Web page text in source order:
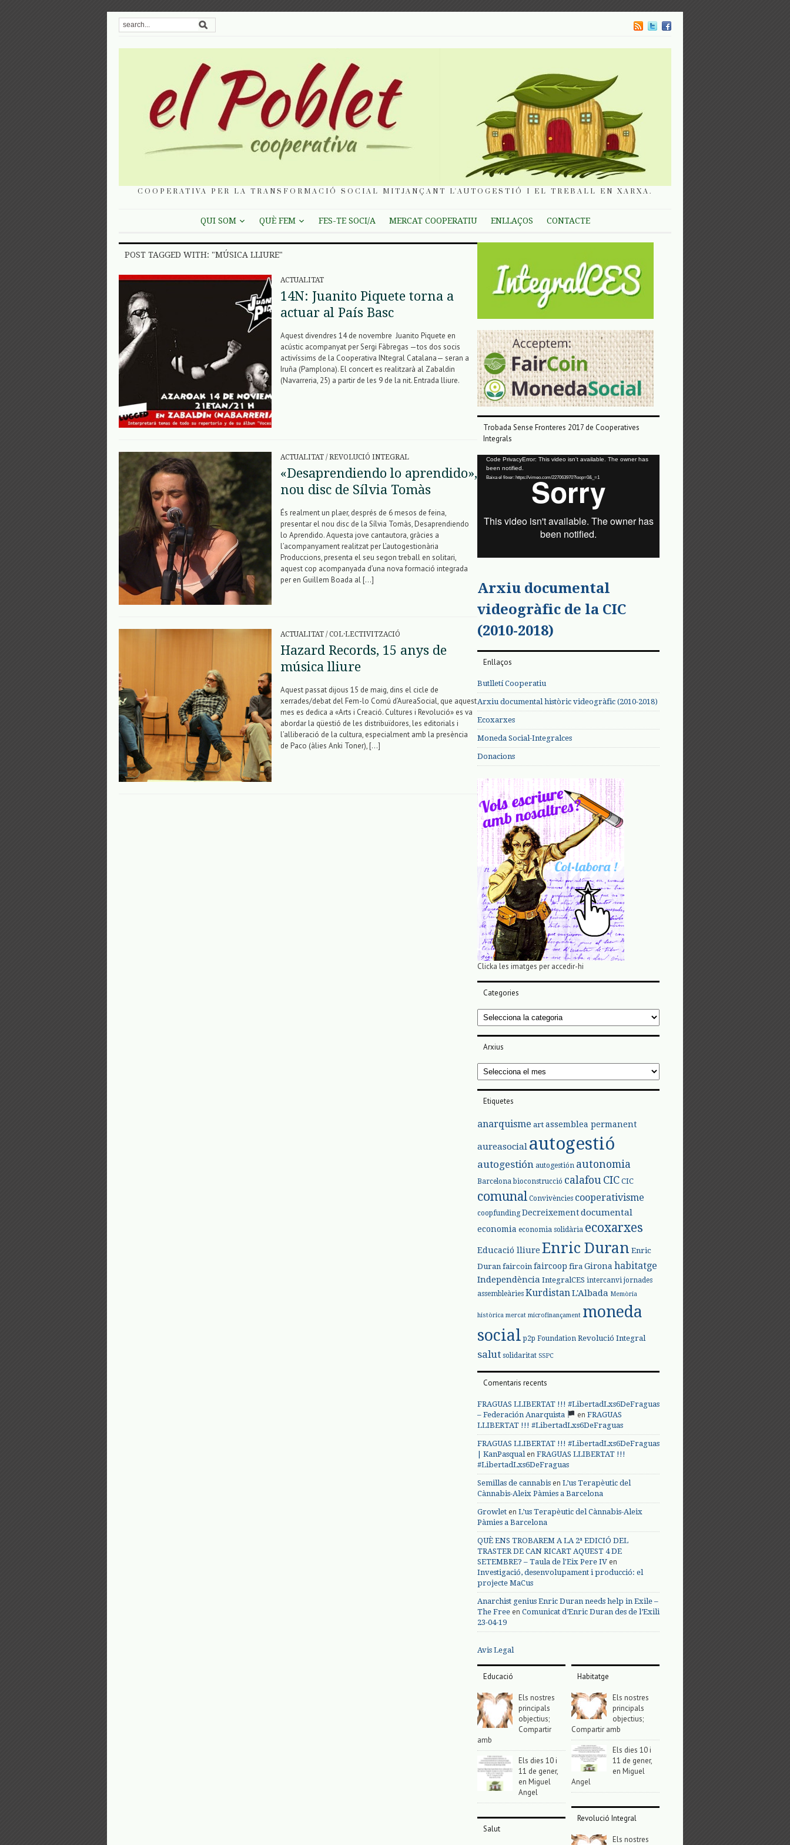
COOPERATIVA PER LA TRANSFORMACIÓ SOCIAL MITJANÇANT L'AUTOGESTIÓ I EL TREBALL EN XARXA.
QUI SOM QUÈ FEM FES-TE SOCI/A MERCAT COOPERATIU ENLLAÇOS CONTACTE
POST TAGGED WITH: "MÚSICA LLIURE"
ACTUALITAT
14N: Juanito Piquete torna a
actuar al País Basc
Aquest divendres 14 de novembre Juanito Piquete en
acústic acompanyat per Sergi Fàbregas —tos dos socis
activíssims de la Cooperativa INtegral Catalana— seran a
Iruña (Pamplona). El concert es realitzarà al Zabaldin
(Navarreria, 25) a partir de les 9 de la nit. Entrada lliure.
ACTUALITAT / REVOLUCIÓ INTEGRAL
«Desaprendiendo lo aprendido»,
nou disc de Sílvia Tomàs
És realment un plaer, després de 6 mesos de feina,
presentar el nou disc de la Sílvia Tomàs, Desaprendiendo
lo Aprendido. Aquesta jove cantautora, gràcies a
l’acompanyament realitzat per L’autogestionària
Produccions, presenta el seu segon treball en solitari,
aquest cop acompanyada d’una nova formació integrada
per en Guillem Boada al […]
ACTUALITAT / COL·LECTIVITZACIÓ
Hazard Records, 15 anys de
música lliure
Aquest passat dijous 15 de maig, dins el cicle de
xerrades/debat del Fem-lo Comú d’AureaSocial, que aquest
mes es dedica a «Arts i Creació. Cultures i Revolució» es va
abordar la qüestió de les distribuïdores, les editorials i
l’alliberació de la cultura, especialment amb la presència
de Paco (àlies Anki Toner), […]
Trobada Sense Fronteres 2017 de Cooperatives
Integrals
Reproductor
vídeo
Code PrivacyError: This video isn't available. The owner has
been notified.
Baixa el fitxer: https://vimeo.com/227063970?loop=0&_=1
Arxiu documental
videogràfic de la CIC
(2010-2018)
Enllaços
Butlletí Cooperatiu
Arxiu documental històric videogràfic (2010-2018)
Ecoxarxes
Moneda Social-Integralces
Donacions
Clicka les imatges per accedir-hi
Categories
Categories
Arxius
Arxius
Etiquetes
anarquisme art assemblea permanent
aureasocial autogestió
autogestión autogestión autonomia
Barcelona bioconstrucció calafou CIC CIC
comunal Convivències cooperativisme
coopfunding Decreixementdocumental
economia economia solidària ecoxarxes
Educació lliure Enric Duran Enric
Duran faircoin faircoop fira Girona habitatge
Independència IntegralCES intercanvi jornades
assembleàries Kurdistan L'Albada Memòria
històrica mercat microfinançament moneda
social p2p Foundation Revolució Integral
salut solidaritat SSPC
Comentaris recents
FRAGUAS LLIBERTAT !!! #LibertadLxs6DeFraguas
– Federación Anarquista
en FRAGUAS
LLIBERTAT !!! #LibertadLxs6DeFraguas
FRAGUAS LLIBERTAT !!! #LibertadLxs6DeFraguas
| KanPasqualen FRAGUAS LLIBERTAT !!!
#LibertadLxs6DeFraguas
Semillas de cannabis en L’us Terapèutic del
Cànnabis-Aleix Pàmies a Barcelona
Growlet en L’us Terapèutic del Cànnabis-Aleix
Pàmies a Barcelona
QUÈ ENS TROBAREM A LA 2ª EDICIÓ DEL
TRASTER DE CAN RICART AQUEST 4 DE
SETEMBRE? – Taula de l'Eix Pere IV en
Investigació, desenvolupament i producció: el
projecte MaCus
Anarchist genius Enric Duran needs help in Exile –
The Free en Comunicat d’Enric Duran des de l’Exili
23-04-19
Avis Legal
Educació
Els nostres
principals
objectius;
Compartir
amb
Els dies 10 i
11 de gener,
en Miguel
Angel
Salut
Habitatge
Els nostres
principals
objectius;
Compartir amb
Els dies 10 i
11 de gener,
en Miguel
Angel
Revolució Integral
Els nostres